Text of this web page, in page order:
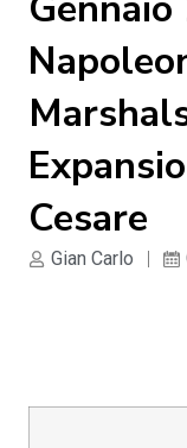
Cesare
Gian Carlo